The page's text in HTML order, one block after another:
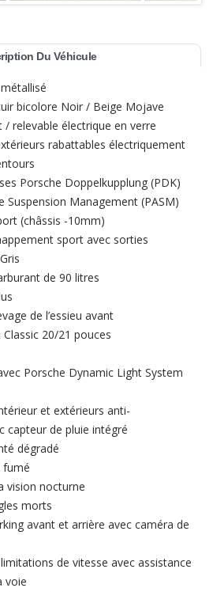
Du Véhicule
bicolore Noir / Beige Mojave
/ relevable électrique en verre
rabattables électriquement
Porsche Doppelkupplung (PDK)
Suspension Management (PASM)
(châssis -10mm)
sport avec sorties
de 90 litres
de l’essieu avant
Classic 20/21 pouces
Porsche Dynamic Light System
et extérieurs anti-
capteur de pluie intégré
dégradé
fumé
vision nocturne
morts
avant et arrière avec caméra de
de vitesse avec assistance
voie